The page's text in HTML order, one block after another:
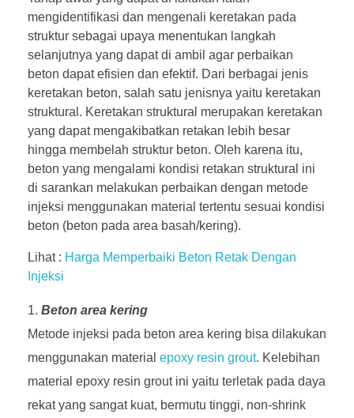
mengidentifikasi dan mengenali keretakan pada
struktur sebagai upaya menentukan langkah
selanjutnya yang dapat di ambil agar perbaikan
beton dapat efisien dan efektif. Dari berbagai jenis
keretakan beton, salah satu jenisnya yaitu keretakan
struktural. Keretakan struktural merupakan keretakan
yang dapat mengakibatkan retakan lebih besar
hingga membelah struktur beton. Oleh karena itu,
beton yang mengalami kondisi retakan struktural ini
di sarankan melakukan perbaikan dengan metode
injeksi menggunakan material tertentu sesuai kondisi
beton (beton pada area basah/kering).
Lihat : Harga Memperbaiki Beton Retak Dengan
Injeksi
Beton area kering
Metode injeksi pada beton area kering bisa dilakukan
menggunakan material epoxy resin grout. Kelebihan
material epoxy resin grout ini yaitu terletak pada daya
rekat yang sangat kuat, bermutu tinggi, non-shrink